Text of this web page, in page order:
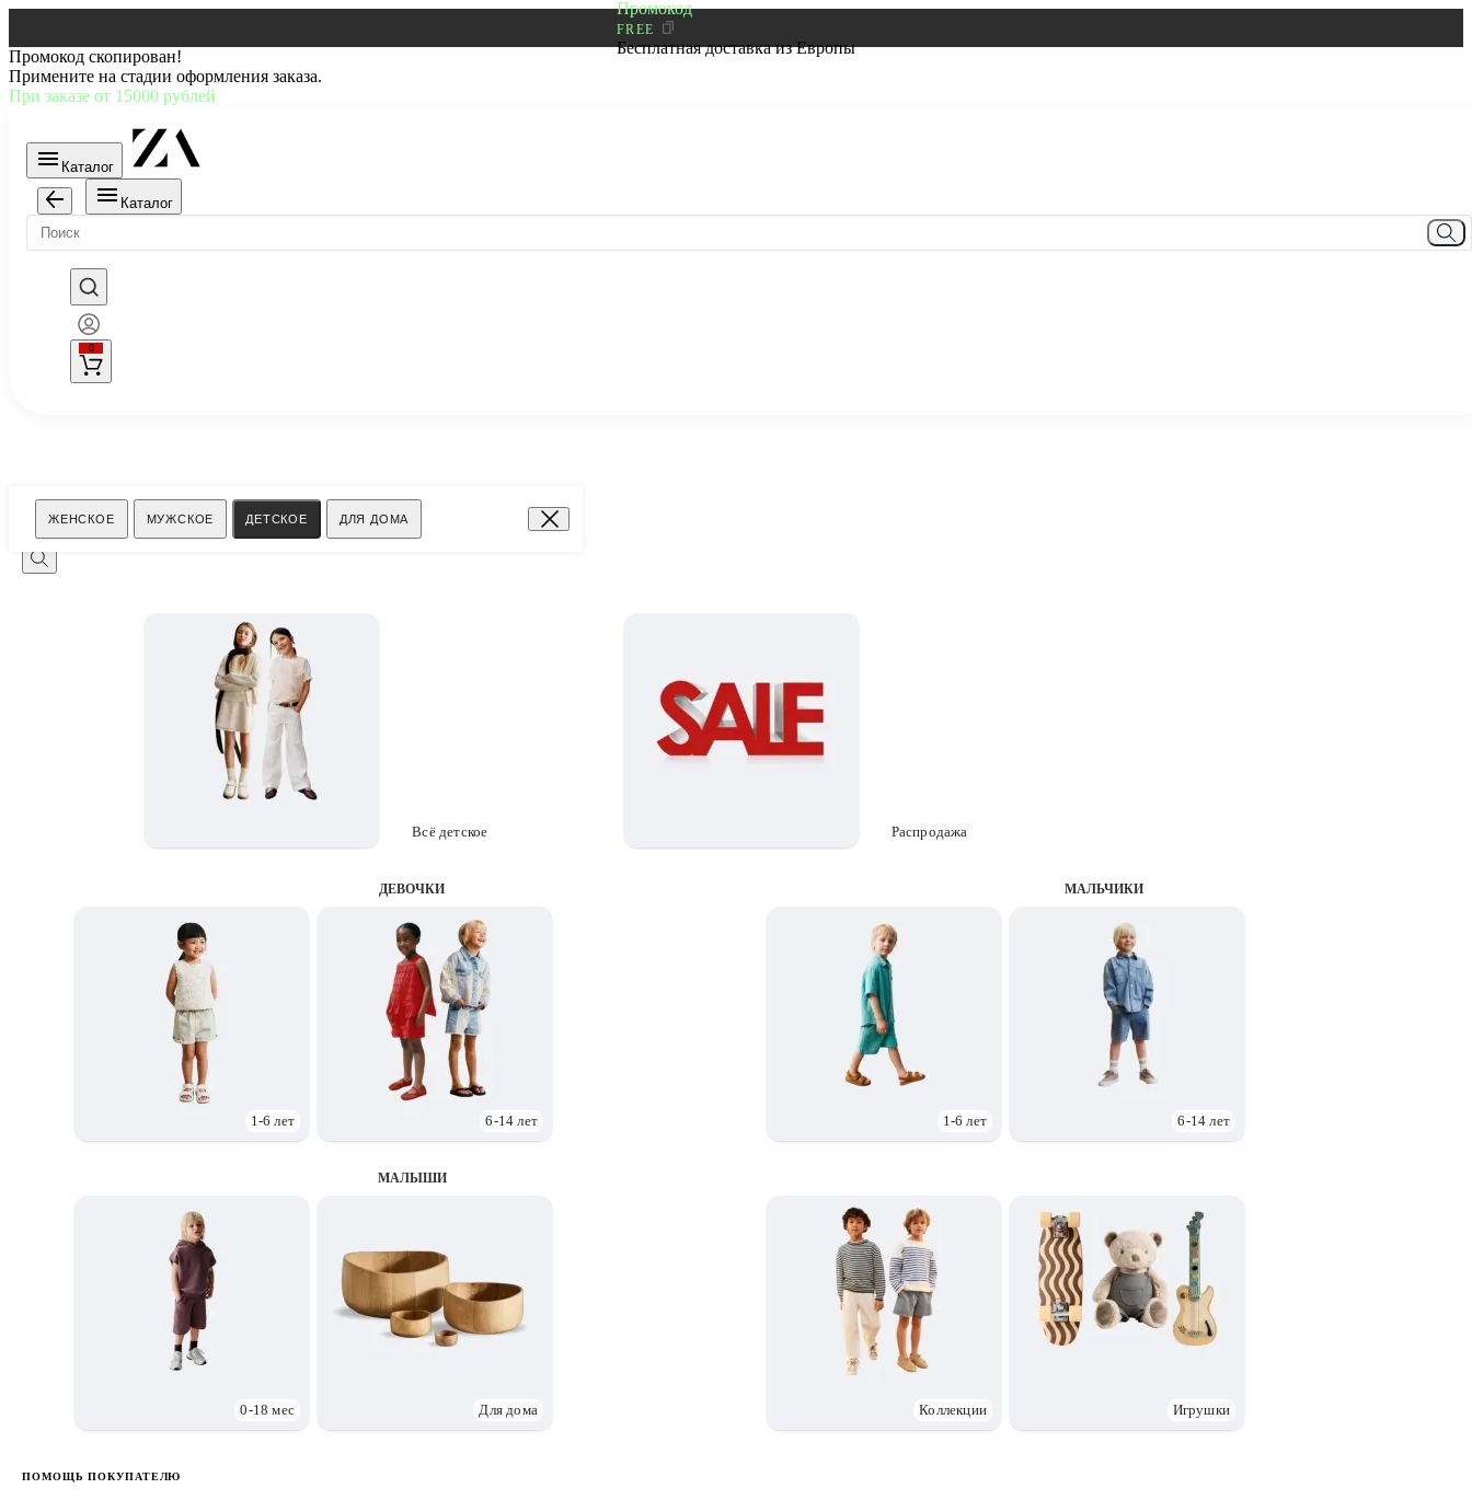
Промокод
FREE
Бесплатная доставка из Европы
Промокод скопирован!
Примените на стадии оформления заказа.
При заказе от 15000 рублей
Каталог
Каталог
0
ЖЕНСКОЕ МУЖСКОЕ ДЕТСКОЕ ДЛЯ ДОМА
Поиск
Всё детское Распродажа
ДЕВОЧКИ
1-6 лет 6-14 лет
MАЛЬЧИКИ
1-6 лет 6-14 лет
МАЛЫШИ
0-18 мес Для дома Коллекции Игрушки
ПОМОЩЬ ПОКУПАТЕЛЮ